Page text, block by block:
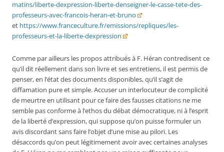
matins/liberte-dexpression-liberte-denseigner-le-casse-tete-des-
professeurs-avec-francois-heran-et-bruno
et https://www.franceculture.fr/emissions/repliques/les-
professeurs-et-la-liberte-dexpression
Comme par ailleurs les propos attribués à F. Héran contredisent ce
qu’il dit réellement dans son livre et ses entretiens, il est permis de
penser, en l’état des documents disponibles, qu’il s’agit de
diffamation pure et simple. Accuser un interlocuteur de complicité
de meurtre en utilisant pour ce faire des fausses citations ne me
semble pas conforme à l’ethos du débat démocratique, ni à l’esprit
de la liberté d’expression, qui suppose qu’on puisse formuler un
avis discordant sans faire l’objet d’une mise au pilori. Les
désaccords qu’on peut légitimement avoir avec certaines analyses